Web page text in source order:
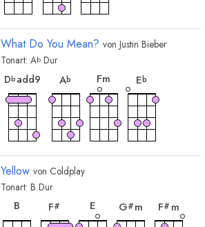
What Do You Mean? von Justin Bieber
Tonart: Ab Dur
Dbadd9
akkord
Ab
Fm
Eb
Yellow von Coldplay
Tonart: B Dur
B
akkord
F#
E
G#m
F# m